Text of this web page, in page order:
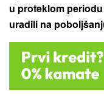
u proteklom
uradili na